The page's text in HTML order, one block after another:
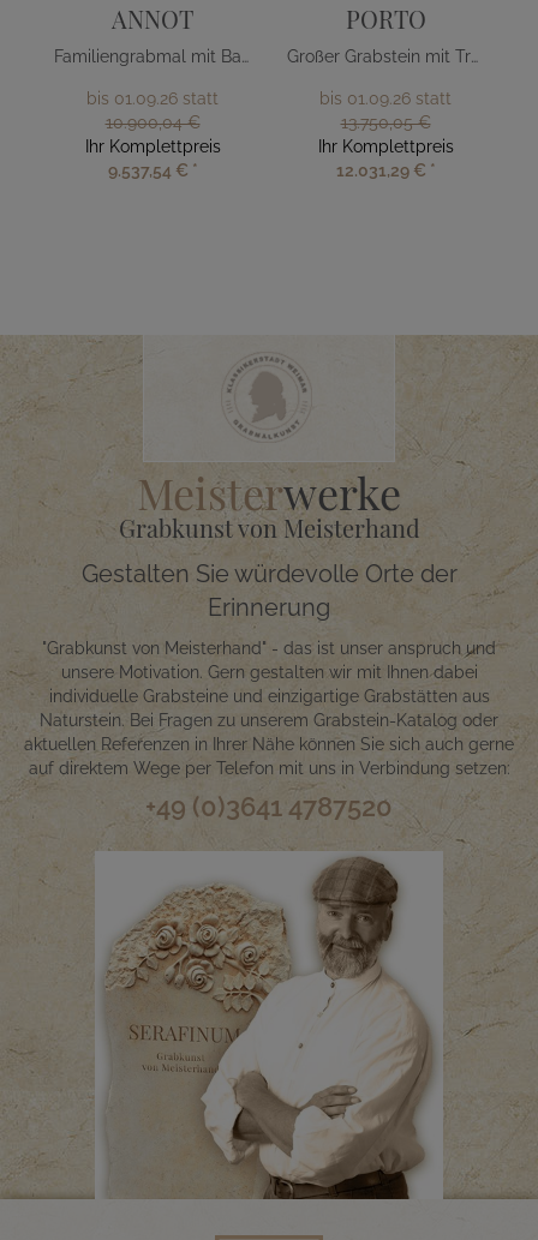
ANNOT
Familiengrabmal mit Baum Design
bis 01.09.26 statt
10.900,04 €
Ihr Komplettpreis
9.537,54 € *
PORTO
Großer Grabstein mit Treppe & Kreuz
bis 01.09.26 statt
13.750,05 €
Ihr Komplettpreis
12.031,29 € *
Meisterwerke
Grabkunst von Meisterhand
Gestalten Sie würdevolle Orte der
Erinnerung
"Grabkunst von Meisterhand" - das ist unser anspruch und
unsere Motivation. Gern gestalten wir mit Ihnen dabei
individuelle Grabsteine und einzigartige Grabstätten aus
Naturstein. Bei Fragen zu unserem Grabstein-Katalog oder
aktuellen Referenzen in Ihrer Nähe können Sie sich auch gerne
auf direktem Wege per Telefon mit uns in Verbindung setzen:
+49 (0)3641 4787520